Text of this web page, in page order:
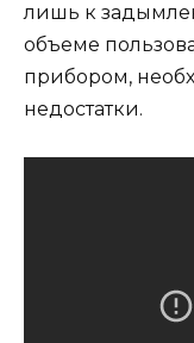
лишь к
объеме
прибором,
недостатки.